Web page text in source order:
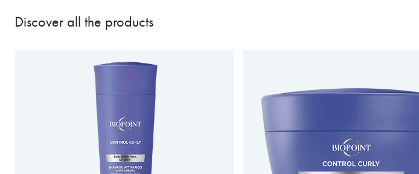
Discover all the products